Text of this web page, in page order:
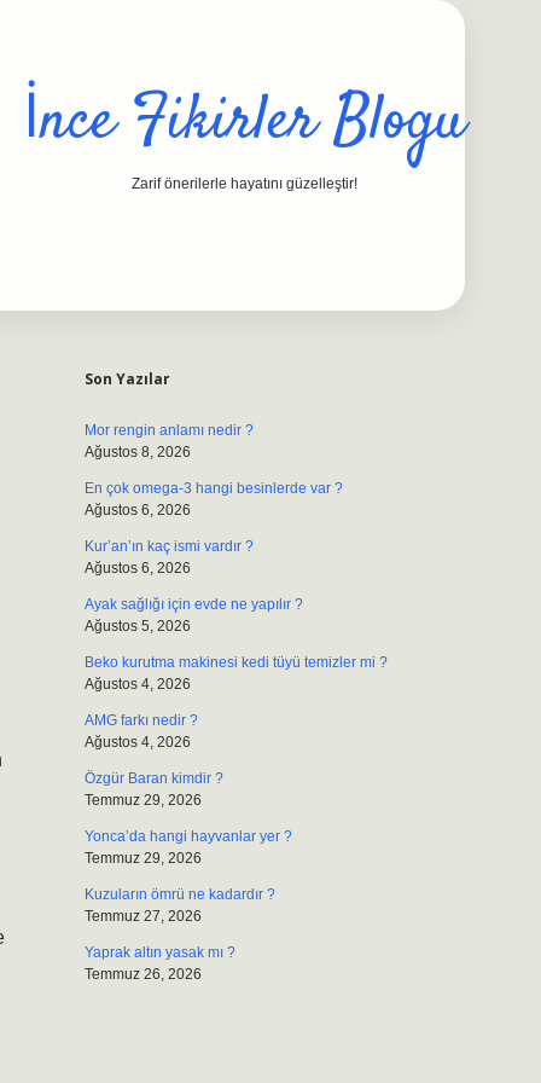
İnce Fikirler Blogu
Zarif önerilerle hayatını güzelleştir!
Son Yazılar
Mor rengin anlamı nedir ?
Ağustos 8, 2026
En çok omega-3 hangi besinlerde var ?
Ağustos 6, 2026
Kur’an’ın kaç ismi vardır ?
Ağustos 6, 2026
Ayak sağlığı için evde ne yapılır ?
Ağustos 5, 2026
Beko kurutma makinesi kedi tüyü temizler mi ?
Ağustos 4, 2026
AMG farkı nedir ?
Ağustos 4, 2026
Özgür Baran kimdir ?
Temmuz 29, 2026
Yonca’da hangi hayvanlar yer ?
Temmuz 29, 2026
Kuzuların ömrü ne kadardır ?
Temmuz 27, 2026
Yaprak altın yasak mı ?
Temmuz 26, 2026